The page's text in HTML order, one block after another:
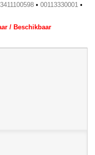
• 00113330001 •
/ Beschikbaar